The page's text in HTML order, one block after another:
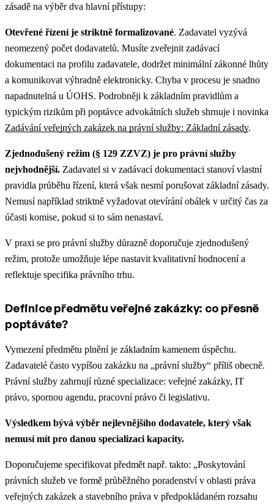
zásadě na výběr dva hlavní přístupy:
Otevřené řízení je striktně formalizované. Zadavatel vyzývá
neomezený počet dodavatelů. Musíte zveřejnit zadávací
dokumentaci na profilu zadavatele, dodržet minimální zákonné lhůty
a komunikovat výhradně elektronicky. Chyba v procesu je snadno
napadnutelná u ÚOHS. Podrobněji k základním pravidlům a
typickým rizikům při poptávce advokátních služeb shrnuje i novinka
Zadávání veřejných zakázek na právní služby: Základní zásady.
Zjednodušený režim (§ 129 ZZVZ) je pro právní služby
nejvhodnější. Zadavatel si v zadávací dokumentaci stanoví vlastní
pravidla průběhu řízení, která však nesmí porušovat základní zásady.
Nemusí například striktně vyžadovat otevírání obálek v určitý čas za
účasti komise, pokud si to sám nenastaví.
V praxi se pro právní služby důrazně doporučuje zjednodušený
režim, protože umožňuje lépe nastavit kvalitativní hodnocení a
reflektuje specifika právního trhu.
Definice předmětu veřejné zakázky: co přesně
poptáváte?
Vymezení předmětu plnění je základním kamenem úspěchu.
Zadavatelé často vypíšou zakázku na „právní služby“ příliš obecně.
Právní služby zahrnují různé specializace: veřejné zakázky, IT
právo, spornou agendu, pracovní právo či legislativu.
Výsledkem bývá výběr nejlevnějšího dodavatele, který však
nemusí mít pro danou specializaci kapacity.
Doporučujeme specifikovat předmět např. takto: „Poskytování
právních služeb ve formě průběžného poradenství v oblasti práva
veřejných zakázek a stavebního práva v předpokládaném rozsahu